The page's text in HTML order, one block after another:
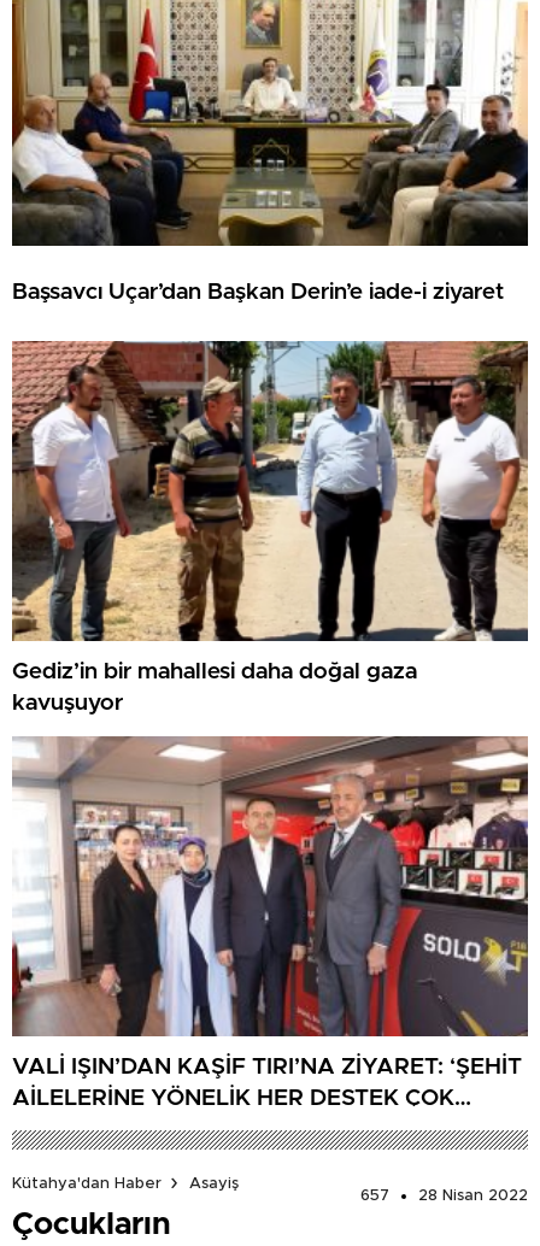
Başsavcı Uçar’dan Başkan Derin’e iade-i ziyaret
Gediz’in bir mahallesi daha doğal gaza
kavuşuyor
VALİ IŞIN’DAN KAŞİF TIRI’NA ZİYARET: ‘ŞEHİT
AİLELERİNE YÖNELİK HER DESTEK ÇOK
DEĞERLİ’
Kütahya'dan Haber
Asayiş
657
28 Nisan 2022
Çocukların